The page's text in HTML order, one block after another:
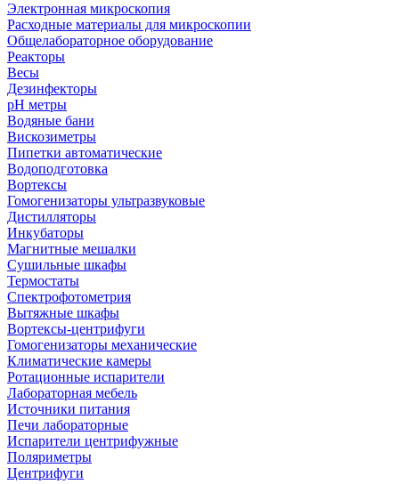
Электронная микроскопия
Расходные материалы для микроскопии
Общелабораторное оборудование
Реакторы
Весы
Дезинфекторы
рН метры
Водяные бани
Вискозиметры
Пипетки автоматические
Водоподготовка
Вортексы
Гомогенизаторы ультразвуковые
Дистилляторы
Инкубаторы
Магнитные мешалки
Сушильные шкафы
Термостаты
Спектрофотометрия
Вытяжные шкафы
Вортексы-центрифуги
Гомогенизаторы механические
Климатические камеры
Ротационные испарители
Лабораторная мебель
Источники питания
Печи лабораторные
Испарители центрифужные
Поляриметры
Центрифуги